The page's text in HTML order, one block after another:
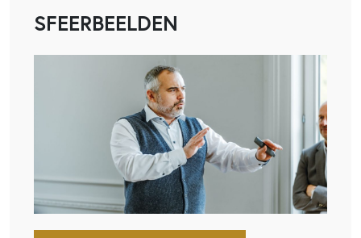
SFEERBEELDEN